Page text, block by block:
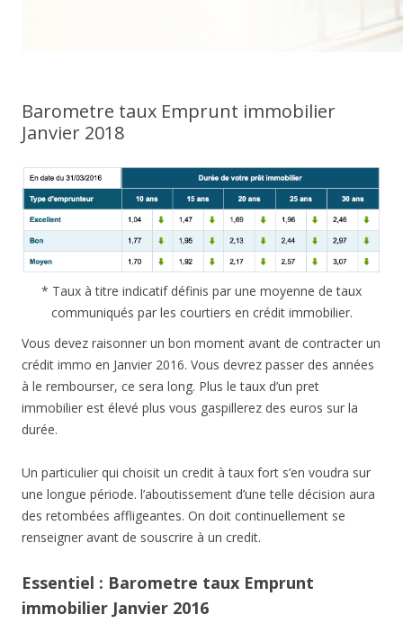
Barometre taux Emprunt immobilier
Janvier 2018
* Taux à titre indicatif définis par une moyenne de taux
communiqués par les courtiers en crédit immobilier.
Vous devez raisonner un bon moment avant de contracter un
crédit immo en Janvier 2016. Vous devrez passer des années
à le rembourser, ce sera long. Plus le taux d’un pret
immobilier est élevé plus vous gaspillerez des euros sur la
durée.
Un particulier qui choisit un credit à taux fort s’en voudra sur
une longue période. l’aboutissement d’une telle décision aura
des retombées affligeantes. On doit continuellement se
renseigner avant de souscrire à un credit.
Essentiel : Barometre taux Emprunt
immobilier Janvier 2016